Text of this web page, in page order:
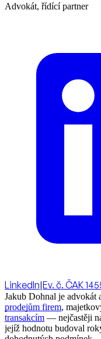
Advokát, řídící partner
LinkedIn|Ev. č. ČAK
Jakub Dohnal je advokát
prodejům firem,
transakcím — nejčastěji
jejíž hodnotu budoval